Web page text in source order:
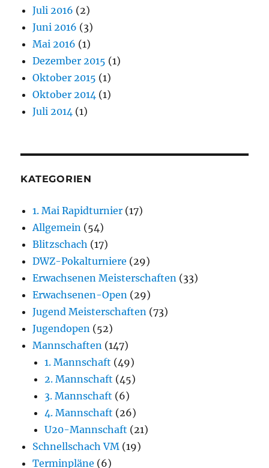
Juli 2016 (2)
Juni 2016 (3)
Mai 2016 (1)
Dezember 2015 (1)
Oktober 2015 (1)
Oktober 2014 (1)
Juli 2014 (1)
KATEGORIEN
1. Mai Rapidturnier (17)
Allgemein (54)
Blitzschach (17)
DWZ-Pokalturniere (29)
Erwachsenen Meisterschaften (33)
Erwachsenen-Open (29)
Jugend Meisterschaften (73)
Jugendopen (52)
Mannschaften (147)
1. Mannschaft (49)
2. Mannschaft (45)
3. Mannschaft (6)
4. Mannschaft (26)
U20-Mannschaft (21)
Schnellschach VM (19)
Terminpläne (6)